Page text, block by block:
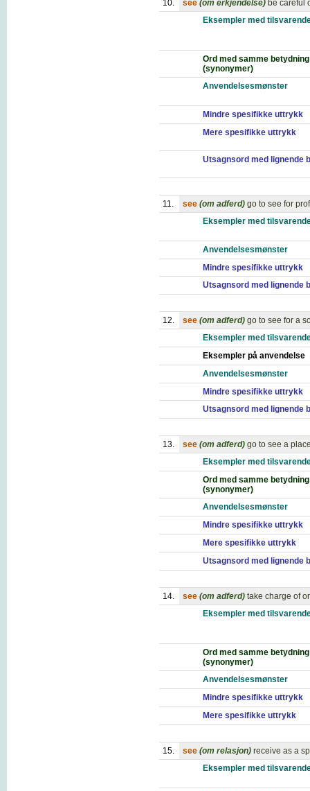
10. see (om erkjendelse) be careful
Eksempler med
Ord med samme betydning
(synonymer)
Anvendelsesmønster
Mindre spesifikke uttrykk
Mere spesifikke uttrykk
Utsagnsord med lignende
11. see (om adferd) go to see for
Eksempler med
Anvendelsesmønster
Mindre spesifikke uttrykk
Utsagnsord med lignende
12. see (om adferd) go to see for a
Eksempler med
Eksempler på anvendelse
Anvendelsesmønster
Mindre spesifikke uttrykk
Utsagnsord med lignende
13. see (om adferd) go to see a
Eksempler med
Ord med samme betydning
(synonymer)
Anvendelsesmønster
Mindre spesifikke uttrykk
Mere spesifikke uttrykk
Utsagnsord med lignende
14. see (om adferd) take charge of
Eksempler med
Ord med samme betydning
(synonymer)
Anvendelsesmønster
Mindre spesifikke uttrykk
Mere spesifikke uttrykk
15. see (om relasjon) receive as a
Eksempler med